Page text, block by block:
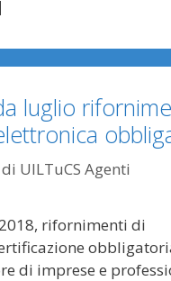
luglio
di UILTuCS Agenti
rifornimenti di
di imprese e